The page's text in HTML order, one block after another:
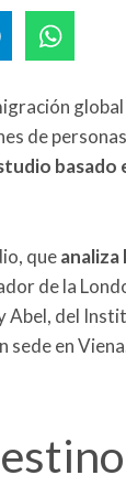
de
que
de la
Abel, del
sede en